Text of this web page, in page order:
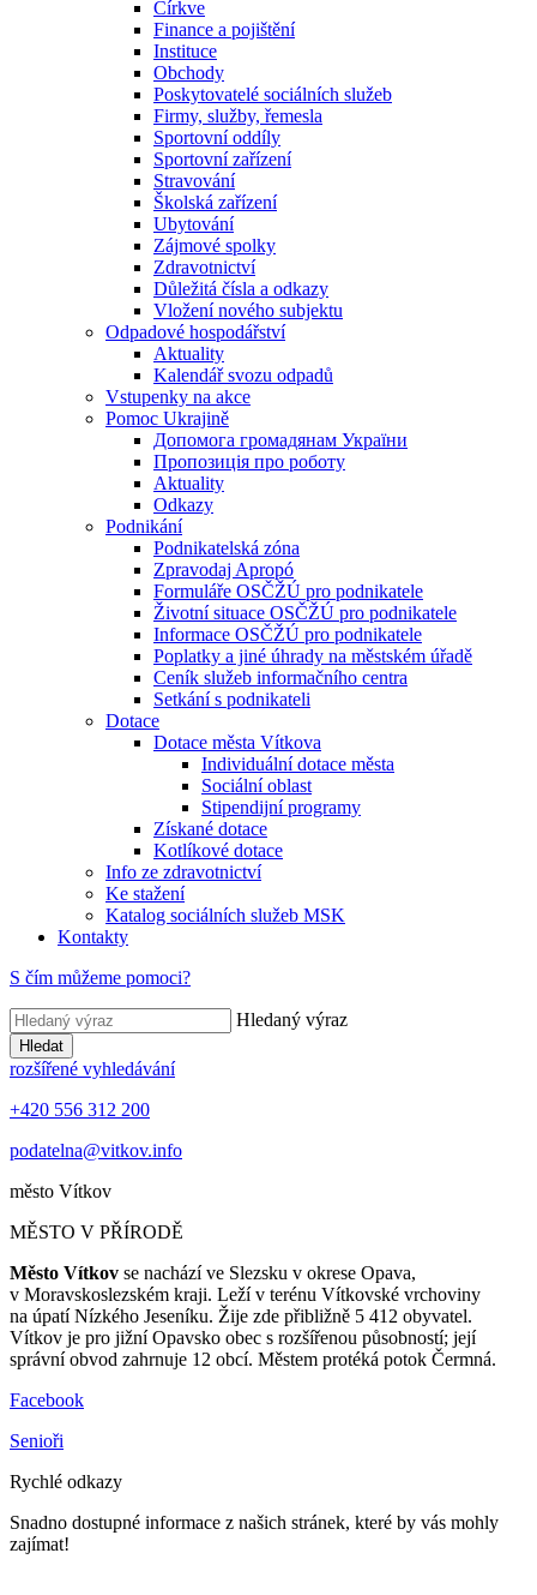
Církve
Finance a pojištění
Instituce
Obchody
Poskytovatelé sociálních služeb
Firmy, služby, řemesla
Sportovní oddíly
Sportovní zařízení
Stravování
Školská zařízení
Ubytování
Zájmové spolky
Zdravotnictví
Důležitá čísla a odkazy
Vložení nového subjektu
Odpadové hospodářství
Aktuality
Kalendář svozu odpadů
Vstupenky na akce
Pomoc Ukrajině
Допомога громадянам України
Пропозиція про роботу
Aktuality
Odkazy
Podnikání
Podnikatelská zóna
Zpravodaj Apropó
Formuláře OSČŽÚ pro podnikatele
Životní situace OSČŽÚ pro podnikatele
Informace OSČŽÚ pro podnikatele
Poplatky a jiné úhrady na městském úřadě
Ceník služeb informačního centra
Setkání s podnikateli
Dotace
Dotace města Vítkova
Individuální dotace města
Sociální oblast
Stipendijní programy
Získané dotace
Kotlíkové dotace
Info ze zdravotnictví
Ke stažení
Katalog sociálních služeb MSK
Kontakty
S čím můžeme pomoci?
Hledaný výraz
Hledat
rozšířené vyhledávání
+420 556 312 200
podatelna@vitkov.info
město Vítkov
MĚSTO V PŘÍRODĚ
Město Vítkov se nachází ve Slezsku v okrese Opava,
v Moravskoslezském kraji. Leží v terénu Vítkovské vrchoviny
na úpatí Nízkého Jeseníku. Žije zde přibližně 5 412 obyvatel.
Vítkov je pro jižní Opavsko obec s rozšířenou působností; její
správní obvod zahrnuje 12 obcí. Městem protéká potok Čermná.
Facebook
Senioři
Rychlé odkazy
Snadno dostupné informace z našich stránek, které by vás mohly
zajímat!